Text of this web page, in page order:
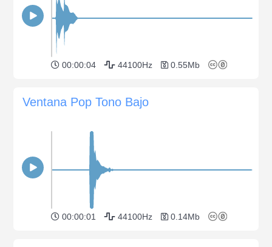
00:00:04 44100Hz 0.55Mb
Ventana Pop Tono Bajo
00:00:01 44100Hz 0.14Mb